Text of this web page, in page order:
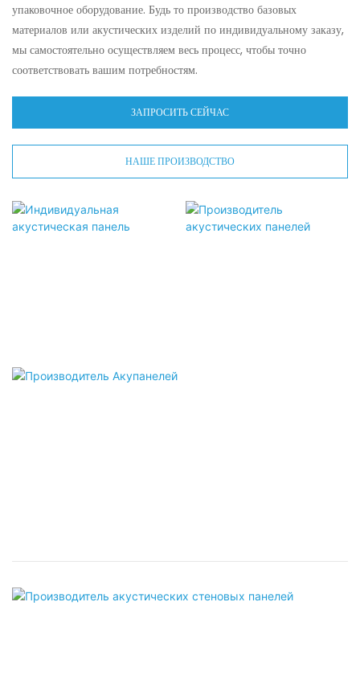
упаковочное оборудование. Будь то производство базовых
материалов или акустических изделий по индивидуальному заказу,
мы самостоятельно осуществляем весь процесс, чтобы точно
соответствовать вашим потребностям.
ЗАПРОСИТЬ СЕЙЧАС
НАШЕ ПРОИЗВОДСТВО